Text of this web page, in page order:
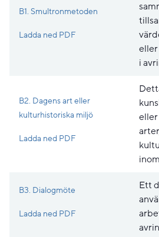
B1. Smultronmetoden
Ladda ned PDFPdf, 189.9 kB, öppnas
i
B2. Dagens art eller
kulturhistoriska miljö
Ladda ned PDFPdf, 149.5 kB, öppnas i
eller
B3. Dialogmöte
Ladda ned PDFPdf, 183.7 kB, öppnas i
Ett